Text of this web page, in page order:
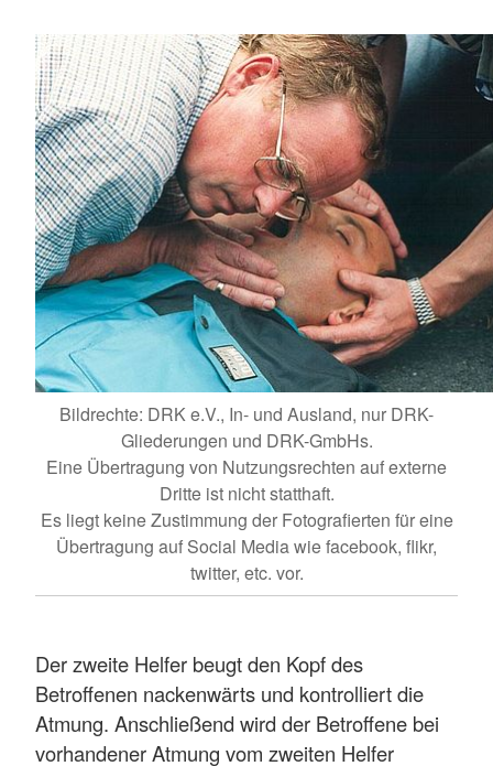
Bildrechte: DRK e.V., In- und Ausland, nur DRK-
Gliederungen und DRK-GmbHs.
Eine Übertragung von Nutzungsrechten auf externe
Dritte ist nicht statthaft.
Es liegt keine Zustimmung der Fotografierten für eine
Übertragung auf Social Media wie facebook, flikr,
twitter, etc. vor.
Der zweite Helfer beugt den Kopf des
Betroffenen nackenwärts und kontrolliert die
Atmung. Anschließend wird der Betroffene bei
vorhandener Atmung vom zweiten Helfer